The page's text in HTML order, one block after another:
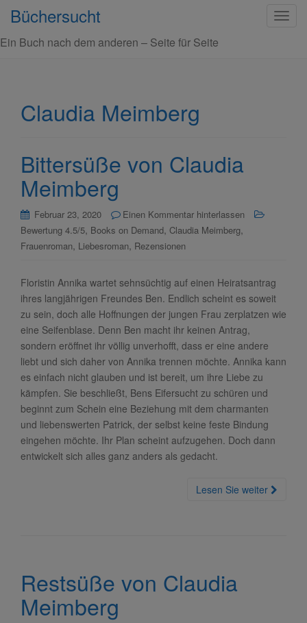
S
Büchersucht
Ein Buch nach dem anderen – Seite für Seite
Claudia Meimberg
Bittersüße von Claudia
Meimberg
Februar 23, 2020
Einen Kommentar hinterlassen
Bewertung 4.5/5, Books on Demand, Claudia Meimberg,
Frauenroman, Liebesroman, Rezensionen
Floristin Annika wartet sehnsüchtig auf einen Heiratsantrag
ihres langjährigen Freundes Ben. Endlich scheint es soweit
zu sein, doch alle Hoffnungen der jungen Frau zerplatzen wie
eine Seifenblase. Denn Ben macht ihr keinen Antrag,
sondern eröffnet ihr völlig unverhofft, dass er eine andere
liebt und sich daher von Annika trennen möchte. Annika kann
es einfach nicht glauben und ist bereit, um ihre Liebe zu
kämpfen. Sie beschließt, Bens Eifersucht zu schüren und
beginnt zum Schein eine Beziehung mit dem charmanten
und liebenswerten Patrick, der selbst keine feste Bindung
eingehen möchte. Ihr Plan scheint aufzugehen. Doch dann
entwickelt sich alles ganz anders als gedacht.
Lesen Sie weiter
Restsüße von Claudia
Meimberg